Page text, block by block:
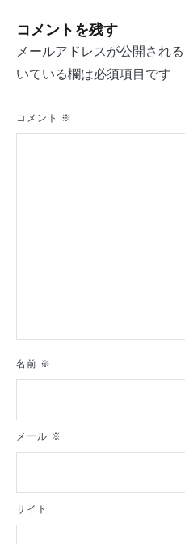
ビ
ゲ
シ
コメントを残す
メールアドレスが公開され
いている欄は必須項目です
コメント ※
名前 ※
メール ※
サイト